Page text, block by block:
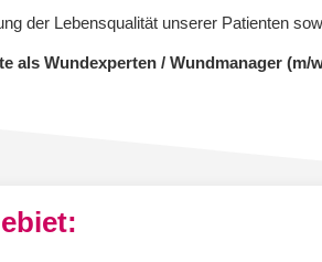
der Lebensqualität unserer Patienten
als Wundexperten / Wundmanager